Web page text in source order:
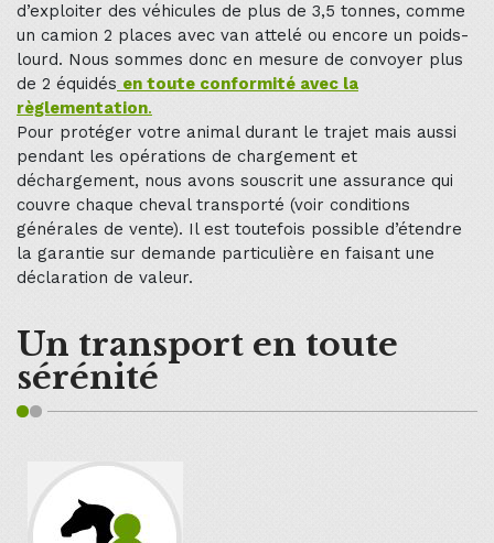
d’exploiter des véhicules de plus de 3,5 tonnes, comme
un camion 2 places avec van attelé ou encore un poids-
lourd. Nous sommes donc en mesure de convoyer plus
de 2 équidés en toute conformité avec la
règlementation.
Pour protéger votre animal durant le trajet mais aussi
pendant les opérations de chargement et
déchargement, nous avons souscrit une assurance qui
couvre chaque cheval transporté (voir conditions
générales de vente). Il est toutefois possible d’étendre
la garantie sur demande particulière en faisant une
déclaration de valeur.
Un transport en toute
sérénité